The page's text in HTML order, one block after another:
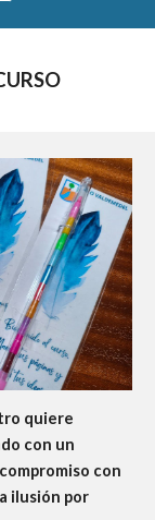
quiere
con un
con
ilusión por